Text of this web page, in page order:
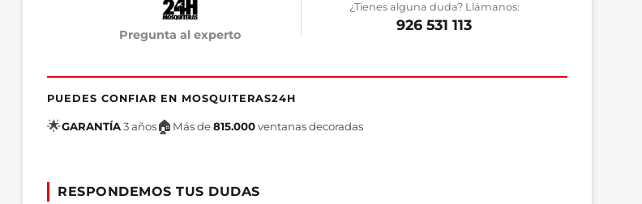
Pregunta al experto
¿Tienes alguna duda? Llámanos:
926 531 113
PUEDES CONFIAR EN MOSQUITERAS24H
🌟GARANTÍA3 años🏠 Más de815.000ventanas decoradas
RESPONDEMOS TUS DUDAS